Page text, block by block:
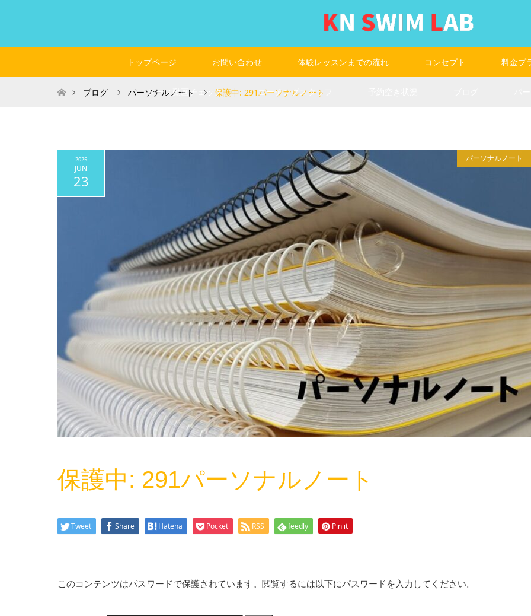
トップページ お問い合わせ 体験レッスンまでの流れ コンセプト 料金プ
レース動画チェック コーチングスタッフ
ホームブログ パーソナルノート 保護中: 291パーソナルノート
2025
JUN
23
パーソナルノート
保護中: 291パーソナルノート
Tweet Share Hatena Pocket RSS feedly Pin it
このコンテンツはパスワードで保護されています。閲覧するには以下にパスワードを入力してください。